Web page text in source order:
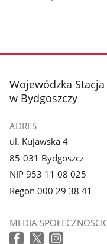
stopka
Wojewódzka
w Bydgoszczy
ADRES
ul. Kujawska 4
85-031 Bydgoszcz
NIP 953 11 08 025
Regon 000 29 38 41
MEDIA